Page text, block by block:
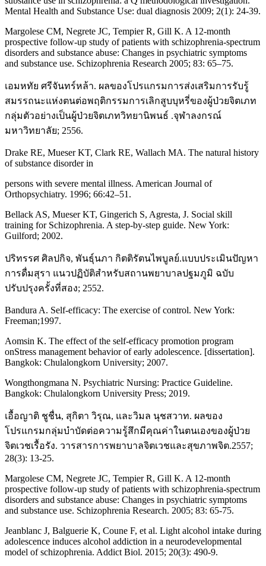
Mental Health and Substance Use: dual diagnosis 2009; 2(1): 24-39.
Margolese CM, Negrete JC, Tempier R, Gill K. A 12-month
prospective follow-up study of patients with schizophrenia-spectrum
disorders and substance abuse: Changes in psychiatric symptoms
and substance use. Schizophrenia Research 2005; 83: 65–75.
เอมหทัย ศรีจันทร์หล้า. ผลของโปรแกรมการส่งเสริมการรับรู้
สมรรถนะแห่งตนต่อพฤติกรรมการเลิกสูบบุหรี่ของผู้ป่วยจิตเภท
กลุ่มตัวอย่างเป็นผู้ป่วยจิตเภทวิทยานิพนธ์ .จุฬาลงกรณ์
มหาวิทยาลัย; 2556.
Drake RE, Mueser KT, Clark RE, Wallach MA. The natural history
of substance disorder in
persons with severe mental illness. American Journal of
Orthopsychiatry. 1996; 66:42–51.
Bellack AS, Mueser KT, Gingerich S, Agresta, J. Social skill
training for Schizophrenia. A step-by-step guide. New York:
Guilford; 2002.
ปริทรรศ ศิลปกิจ, พันธุ์นภา กิตติรัตนไพบูลย์.แบบประเมินปัญหา
การดื่มสุรา แนวปฏิบัติสำหรับสถานพยาบาลปฐมภูมิ ฉบับ
ปรับปรุงครั้งที่สอง; 2552.
Bandura A. Self-efficacy: The exercise of control. New York:
Freeman;1997.
Aomsin K. The effect of the self-efficacy promotion program
onStress management behavior of early adolescence. [dissertation].
Bangkok: Chulalongkorn University; 2007.
Wongthongmana N. Psychiatric Nursing: Practice Guideline.
Bangkok: Chulalongkorn University Press; 2019.
เอื้อญาติ ชูชื่น, สุกิตา วิรุณ, และวิมล นุชสวาท. ผลของ
โปรแกรมกลุ่มบำบัดต่อความรู้สึกมีคุณค่าในตนเองของผู้ป่วย
จิตเวชเรื้อรัง. วารสารการพยาบาลจิตเวชและสุขภาพจิต.2557;
28(3): 13-25.
Margolese CM, Negrete JC, Tempier R, Gill K. A 12-month
prospective follow-up study of patients with schizophrenia-spectrum
disorders and substance abuse: Changes in psychiatric symptoms
and substance use. Schizophrenia Research. 2005; 83: 65-75.
Jeanblanc J, Balguerie K, Coune F, et al. Light alcohol intake during
adolescence induces alcohol addiction in a neurodevelopmental
model of schizophrenia. Addict Biol. 2015; 20(3): 490-9.